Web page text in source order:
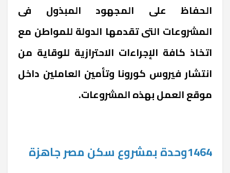
الحفاظ على المجهود المبذول فى
المشروعات التى تقدمها الدولة للمواطن مع
اتخاذ كافة الإجراءات الاحترازية للوقاية من
انتشار فيروس كورونا وتأمين العاملين داخل
موقع العمل بهذه المشروعات.
1464وحدة بمشروع سكن مصر جاهزة